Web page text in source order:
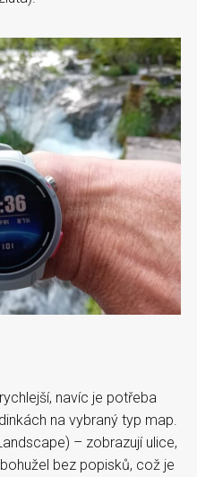
navíc je potřeba
na vybraný typ map.
– zobrazují ulice,
bez popisků, což je